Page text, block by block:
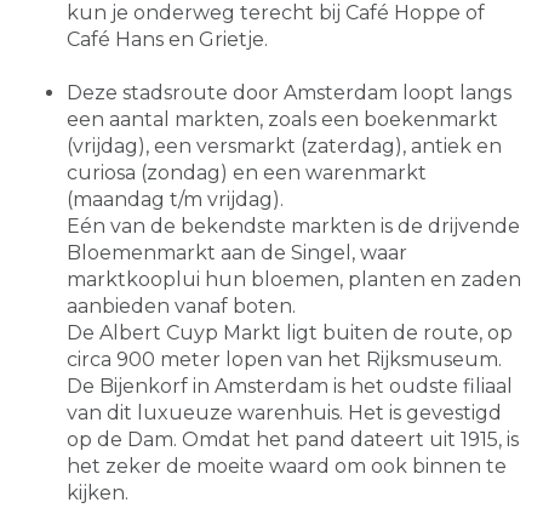
kun je onderweg terecht bij Café Hoppe of
Café Hans en Grietje.
Deze stadsroute door Amsterdam loopt langs
een aantal markten, zoals een boekenmarkt
(vrijdag), een versmarkt (zaterdag), antiek en
curiosa (zondag) en een warenmarkt
(maandag t/m vrijdag).
Eén van de bekendste markten is de drijvende
Bloemenmarkt aan de Singel, waar
marktkooplui hun bloemen, planten en zaden
aanbieden vanaf boten.
De Albert Cuyp Markt ligt buiten de route, op
circa 900 meter lopen van het Rijksmuseum.
De Bijenkorf in Amsterdam is het oudste filiaal
van dit luxueuze warenhuis. Het is gevestigd
op de Dam. Omdat het pand dateert uit 1915, is
het zeker de moeite waard om ook binnen te
kijken.